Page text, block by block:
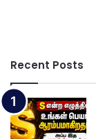
Recent Posts